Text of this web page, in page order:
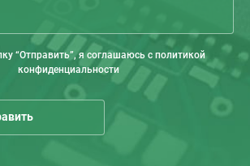
“Отправить”, я соглашаюсь с политикой
конфиденциальности